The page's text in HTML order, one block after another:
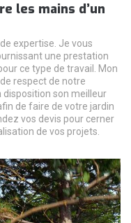
les mains d’un
expertise. Je vous
une prestation
ce type de travail. Mon
respect de notre
son meilleur
de faire de votre jardin
vos devis pour cerner
de vos projets.